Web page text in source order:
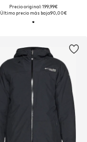
Precio original: 199,99€
Último precio más bajo:90,00€